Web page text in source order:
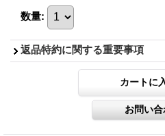
数量:
返品特約に関する重要事項